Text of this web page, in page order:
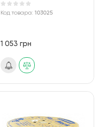
Код товара:103025
1 053 грн